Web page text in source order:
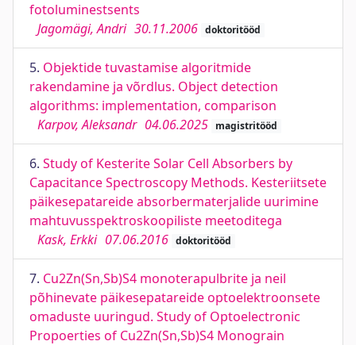
fotoluminestsents
Jagomägi, Andri 30.11.2006 doktoritööd
5. Objektide tuvastamise algoritmide
rakendamine ja võrdlus. Object detection
algorithms: implementation, comparison
Karpov, Aleksandr 04.06.2025 magistritööd
6. Study of Kesterite Solar Cell Absorbers by
Capacitance Spectroscopy Methods. Kesteriitsete
päikesepatareide absorbermaterjalide uurimine
mahtuvusspektroskoopiliste meetoditega
Kask, Erkki 07.06.2016 doktoritööd
7. Cu2Zn(Sn,Sb)S4 monoterapulbrite ja neil
põhinevate päikesepatareide optoelektroonsete
omaduste uuringud. Study of Optoelectronic
Propoerties of Cu2Zn(Sn,Sb)S4 Monograin